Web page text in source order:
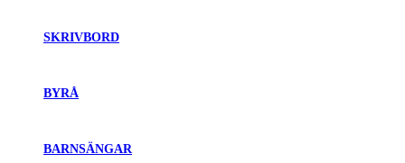
SKRIVBORD
BYRÅ
BARNSÄNGAR